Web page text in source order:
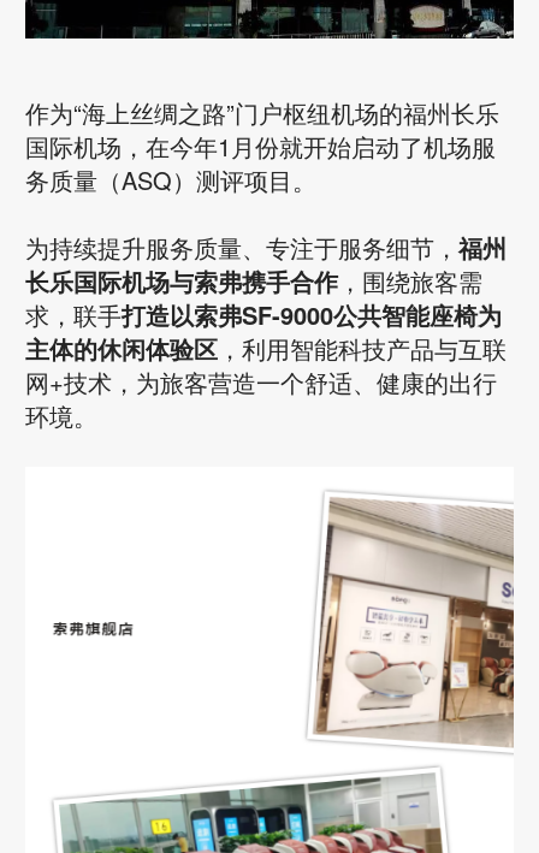
作为“海上丝绸之路”门户枢纽机场的福州长乐
国际机场，在今年1月份就开始启动了机场服
务质量（ASQ）测评项目。
为持续提升服务质量、专注于服务细节，福州
长乐国际机场与索弗携手合作，围绕旅客需
求，联手打造以索弗SF-9000公共智能座椅为
主体的休闲体验区，利用智能科技产品与互联
网+技术，为旅客营造一个舒适、健康的出行
环境。